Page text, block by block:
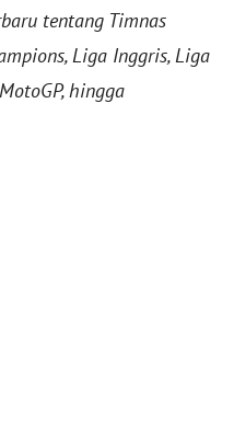
tentang Timnas
Liga Inggris, Liga
hingga